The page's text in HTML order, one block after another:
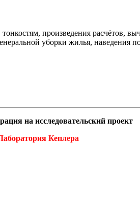
произведения расчётов,
уборки жилья, наведения
на исследовательский проект
Кеплера